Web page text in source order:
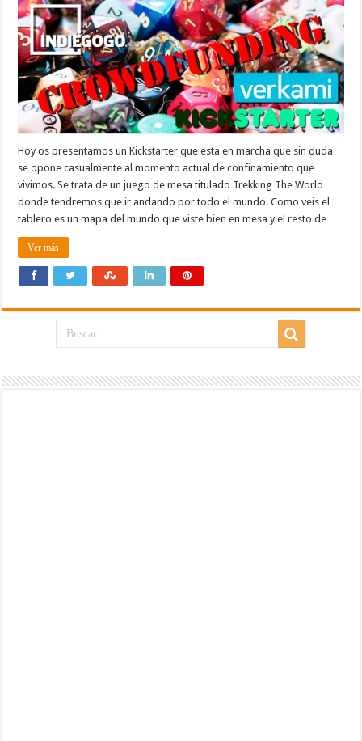
Hoy os presentamos un Kickstarter que esta en marcha que sin duda
se opone casualmente al momento actual de confinamiento que
vivimos. Se trata de un juego de mesa titulado Trekking The World
donde tendremos que ir andando por todo el mundo. Como veis el
tablero es un mapa del mundo que viste bien en mesa y el resto de …
Ver más